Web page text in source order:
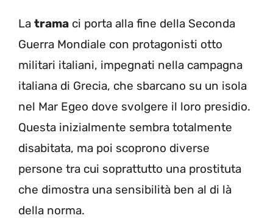
La trama ci porta alla fine della Seconda
Guerra Mondiale con protagonisti otto
militari italiani, impegnati nella campagna
italiana di Grecia, che sbarcano su un isola
nel Mar Egeo dove svolgere il loro presidio.
Questa inizialmente sembra totalmente
disabitata, ma poi scoprono diverse
persone tra cui soprattutto una prostituta
che dimostra una sensibilità ben al di là
della norma.